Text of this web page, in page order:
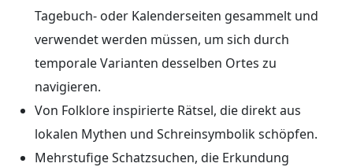
Tagebuch- oder Kalenderseiten gesammelt und
verwendet werden müssen, um sich durch
temporale Varianten desselben Ortes zu
navigieren.
Von Folklore inspirierte Rätsel, die direkt aus
lokalen Mythen und Schreinsymbolik schöpfen.
Mehrstufige Schatzsuchen, die Erkundung